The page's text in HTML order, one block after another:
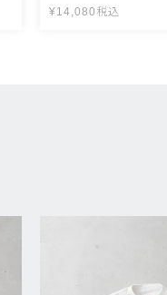
¥14,080 税込